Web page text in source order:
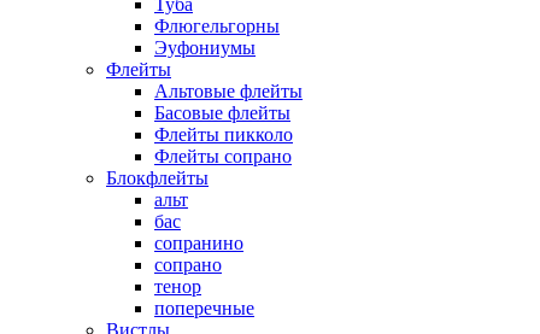
Туба
Флюгельгорны
Эуфониумы
Флейты
Альтовые флейты
Басовые флейты
Флейты пикколо
Флейты сопрано
Блокфлейты
альт
бас
сопранино
сопрано
тенор
поперечные
Вистлы